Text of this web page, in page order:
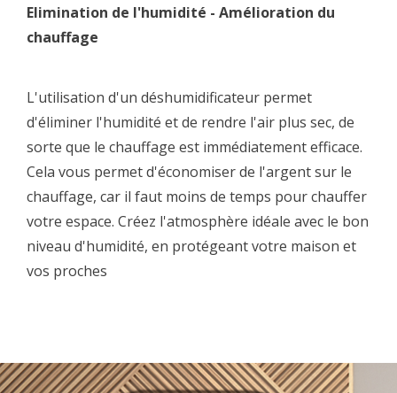
Elimination de l'humidité - Amélioration du
chauffage
L'utilisation d'un déshumidificateur permet
d'éliminer l'humidité et de rendre l'air plus sec, de
sorte que le chauffage est immédiatement efficace.
Cela vous permet d'économiser de l'argent sur le
chauffage, car il faut moins de temps pour chauffer
votre espace. Créez l'atmosphère idéale avec le bon
niveau d'humidité, en protégeant votre maison et
vos proches